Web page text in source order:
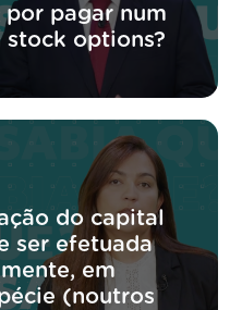
por pagar num
stock options?
do capital
ser efetuada
em
(noutros